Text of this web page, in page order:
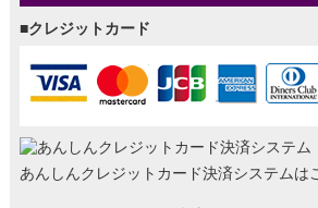
■クレジットカード
あんしんクレジットカード決済システムは